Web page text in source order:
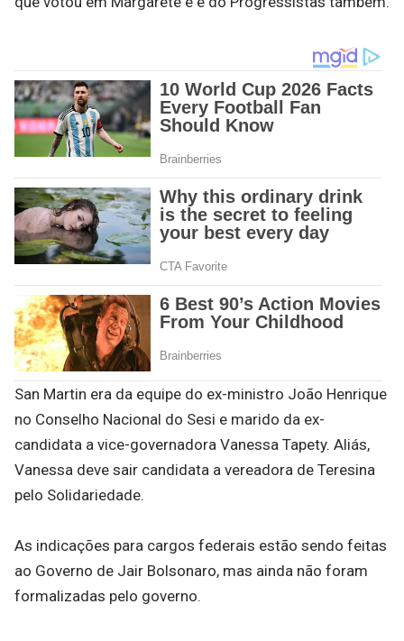
San Martin era da equipe do ex-ministro João Henrique
no Conselho Nacional do Sesi e marido da ex-
candidata a vice-governadora Vanessa Tapety. Aliás,
Vanessa deve sair candidata a vereadora de Teresina
pelo Solidariedade.
As indicações para cargos federais estão sendo feitas
ao Governo de Jair Bolsonaro, mas ainda não foram
formalizadas pelo governo.